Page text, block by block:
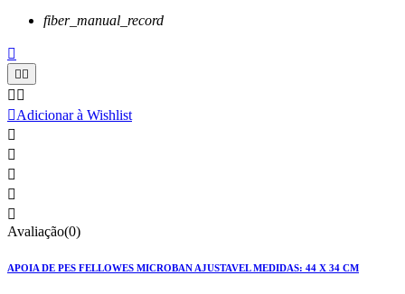
fiber_manual_record

 
 
Adicionar à Wishlist





Avaliação(0)
APOIA DE PES FELLOWES MICROBAN AJUSTAVEL MEDIDAS: 44 X 34 CM